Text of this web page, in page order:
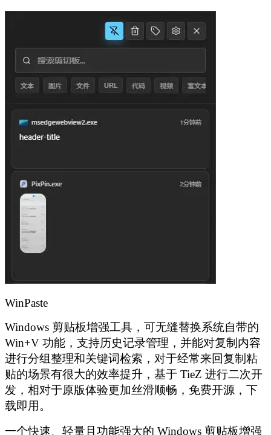
WinPaste
Windows 剪贴板增强工具，可无缝替换系统自带的
Win+V 功能，支持历史记录管理，并能对复制内容
进行分组整理和关键词检索，对于经常来回复制粘
贴的场景有很大的效率提升，基于 TieZ 进行二次开
发，相对于原版体验更加丝滑顺畅，免费开源，下
载即用。
一个快速、轻量且功能强大的 Windows 剪贴板增强